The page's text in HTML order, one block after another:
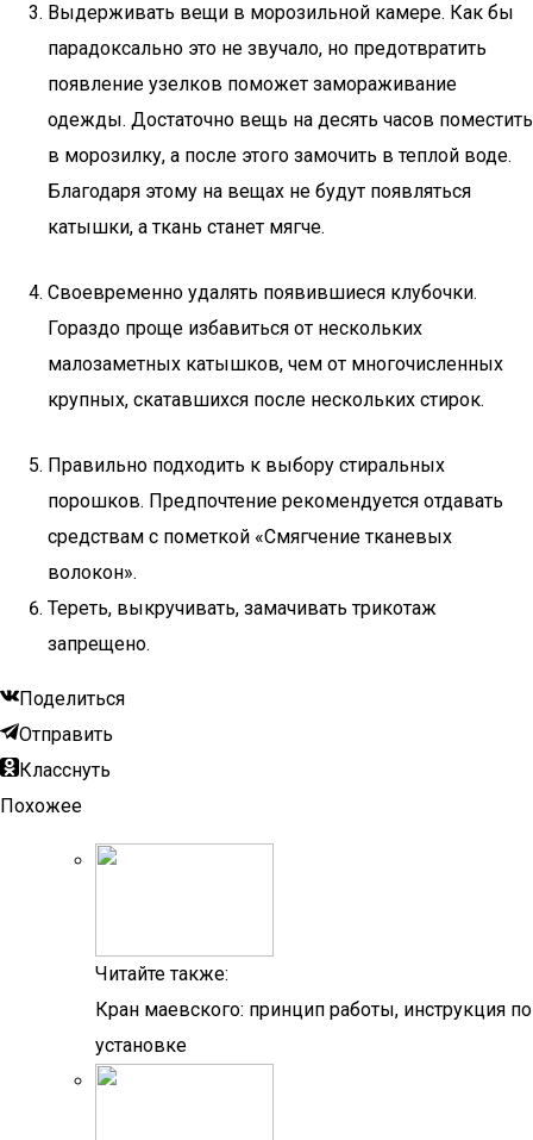
Выдерживать вещи в морозильной камере. Как бы
парадоксально это не звучало, но предотвратить
появление узелков поможет замораживание
одежды. Достаточно вещь на десять часов поместить
в морозилку, а после этого замочить в теплой воде.
Благодаря этому на вещах не будут появляться
катышки, а ткань станет мягче.
Своевременно удалять появившиеся клубочки.
Гораздо проще избавиться от нескольких
малозаметных катышков, чем от многочисленных
крупных, скатавшихся после нескольких стирок.
Правильно подходить к выбору стиральных
порошков. Предпочтение рекомендуется отдавать
средствам с пометкой «Смягчение тканевых
волокон».
Тереть, выкручивать, замачивать трикотаж
запрещено.
Поделиться
Отправить
Класснуть
Похожее
Читайте также:
Кран маевского: принцип работы, инструкция по
установке